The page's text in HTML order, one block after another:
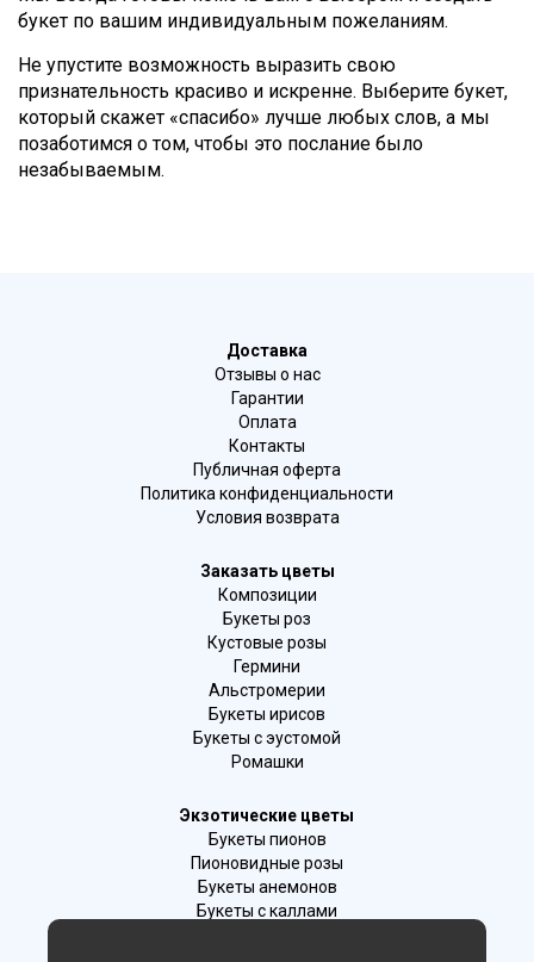
букет по вашим индивидуальным пожеланиям.
Не упустите возможность выразить свою
признательность красиво и искренне. Выберите букет,
который скажет «спасибо» лучше любых слов, а мы
позаботимся о том, чтобы это послание было
незабываемым.
Доставка
Отзывы о нас
Гарантии
Оплата
Контакты
Публичная оферта
Политика конфиденциальности
Условия возврата
Заказать цветы
Композиции
Букеты роз
Кустовые розы
Гермини
Альстромерии
Букеты ирисов
Букеты с эустомой
Ромашки
Экзотические цветы
Букеты пионов
Пионовидные розы
Букеты анемонов
Букеты с каллами